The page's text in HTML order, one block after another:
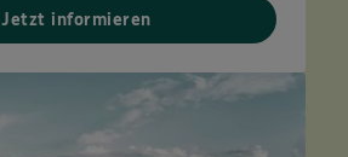
Jetzt informieren